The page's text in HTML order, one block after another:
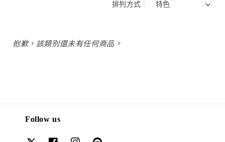
排列方式 :
抱歉，該類別還未有任何商品。
Follow us